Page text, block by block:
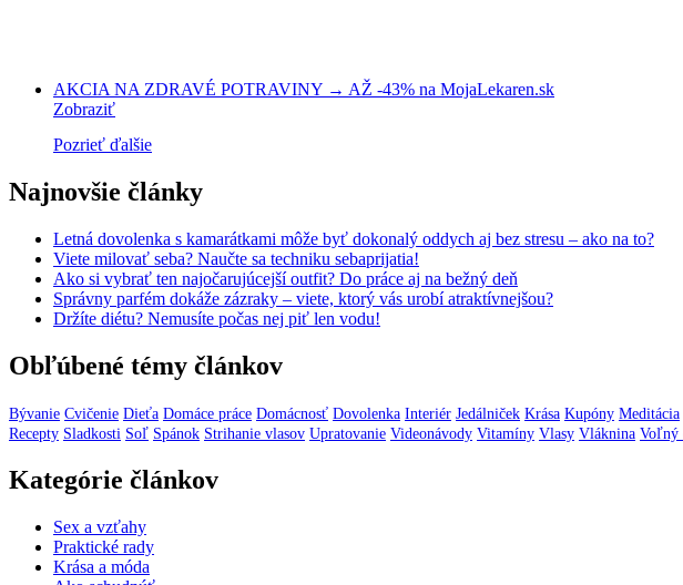
AKCIA NA ZDRAVÉ POTRAVINY → AŽ -43% na MojaLekaren.sk
Zobraziť
Pozrieť ďalšie
Najnovšie články
Letná dovolenka s kamarátkami môže byť dokonalý oddych aj bez stresu – ako na to?
Viete milovať seba? Naučte sa techniku sebaprijatia!
Ako si vybrať ten najočarujúcejší outfit? Do práce aj na bežný deň
Správny parfém dokáže zázraky – viete, ktorý vás urobí atraktívnejšou?
Držíte diétu? Nemusíte počas nej piť len vodu!
Obľúbené témy článkov
Bývanie Cvičenie Dieťa Domáce práce Domácnosť Dovolenka Interiér Jedálniček Krása Kupóny Meditácia
Recepty Sladkosti Soľ Spánok Strihanie vlasov Upratovanie Videonávody Vitamíny Vlasy Vláknina Voľný
Kategórie článkov
Sex a vzťahy
Praktické rady
Krása a móda